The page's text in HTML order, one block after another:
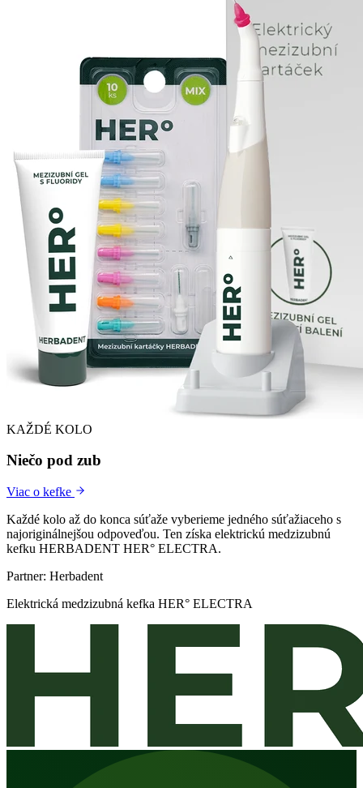
KAŽDÉ KOLO
Niečo pod zub
Viac o kefke
Každé kolo až do konca súťaže vyberieme jedného súťažiaceho s
najoriginálnejšou odpoveďou. Ten získa elektrickú medzizubnú
kefku HERBADENT HER° ELECTRA.
Partner: Herbadent
Elektrická medzizubná kefka HER° ELECTRA